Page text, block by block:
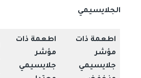
الجلايسيمي
اطعمة ذات
مؤشر
جلايسيمي
اطعمة ذات
مؤشر
جلايسيمي